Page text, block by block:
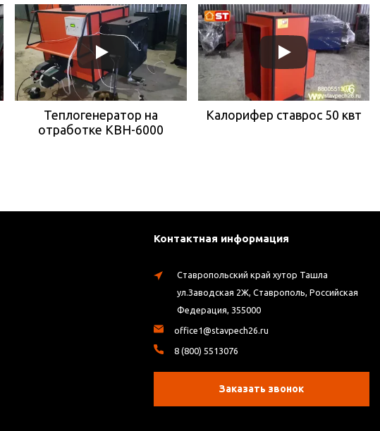
Теплогенератор на
отработке КВН-6000
Калорифер ставрос 50 квт
Контактная информация
Ставропольский край хутор Ташла
ул.Заводская 2Ж, Ставрополь, Российская
Федерация, 355000
office1@stavpech26.ru
8 (800) 5513076
Заказать звонок